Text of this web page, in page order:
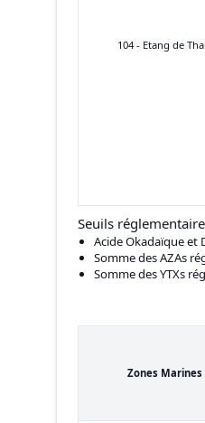
104 - Etang de
Seuils
Acide Okadaïque et
Somme des AZAs
Somme des YTXs
Zones Marines